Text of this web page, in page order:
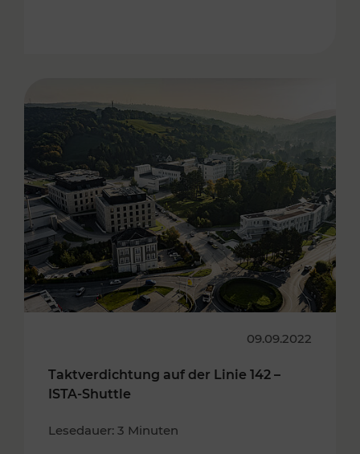
09.09.2022
Taktverdichtung auf der Linie 142 –
ISTA-Shuttle
Lesedauer: 3 Minuten